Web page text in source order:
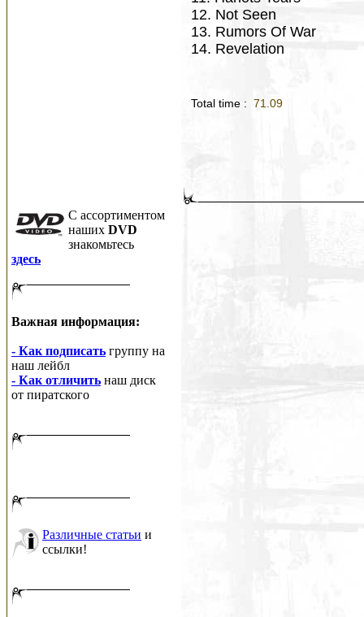
C ассортиментом
наших DVD
знакомьтесь
здесь
Важная информация:
- Как подписать группу на
наш лейбл
- Как отличить наш диск
от пиратского
Различные статьи и
ссылки!
12. Not Seen
13. Rumors Of War
14. Revelation
Total time : 71.09